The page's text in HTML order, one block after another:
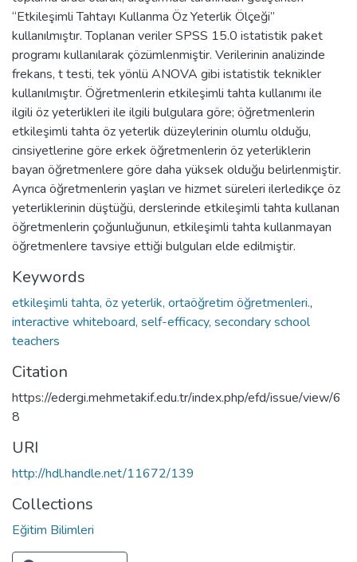
“Etkileşimli Tahtayı Kullanma Öz Yeterlik Ölçeği”
kullanılmıştır. Toplanan veriler SPSS 15.0 istatistik paket
programı kullanılarak çözümlenmiştir. Verilerinin analizinde
frekans, t testi, tek yönlü ANOVA gibi istatistik teknikler
kullanılmıştır. Öğretmenlerin etkileşimli tahta kullanımı ile
ilgili öz yeterlikleri ile ilgili bulgulara göre; öğretmenlerin
etkileşimli tahta öz yeterlik düzeylerinin olumlu olduğu,
cinsiyetlerine göre erkek öğretmenlerin öz yeterliklerin
bayan öğretmenlere göre daha yüksek olduğu belirlenmiştir.
Ayrıca öğretmenlerin yaşları ve hizmet süreleri ilerledikçe öz
yeterliklerinin düştüğü, derslerinde etkileşimli tahta kullanan
öğretmenlerin çoğunluğunun, etkileşimli tahta kullanmayan
öğretmenlere tavsiye ettiği bulguları elde edilmiştir.
Keywords
etkileşimli tahta, öz yeterlik, ortaöğretim öğretmenleri.,
interactive whiteboard, self-efficacy, secondary school
teachers
Citation
https://edergi.mehmetakif.edu.tr/index.php/efd/issue/view/6
8
URI
http://hdl.handle.net/11672/139
Collections
Eğitim Bilimleri